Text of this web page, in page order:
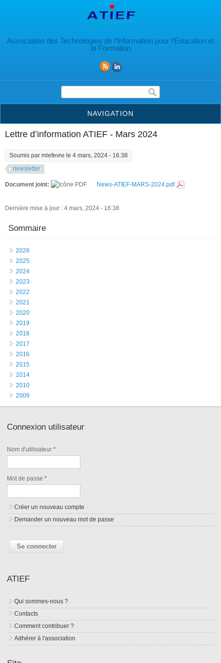
Association des Technologies de l’Information pour l’Education et
la Formation
Formulaire de recherche
NAVIGATION
Lettre d’information ATIEF - Mars 2024
Soumis par mlefevre le 4 mars, 2024 - 16:38
newsletter
Document joint: News-ATIEF-MARS-2024.pdf
Dernière mise à jour : 4 mars, 2024 - 16:38
Sommaire
2026
2025
2024
2023
2022
2021
2020
2019
2018
2017
2016
2015
2014
2010
2009
Connexion utilisateur
Nom d'utilisateur*
Mot de passe*
Créer un nouveau compte
Demander un nouveau mot de passe
ATIEF
Qui sommes-nous ?
Contacts
Comment contribuer ?
Adhérer à l'association